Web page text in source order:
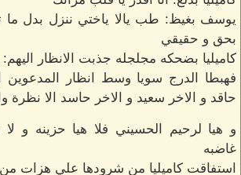
يوسف بغيظ: طب يالا ياختي ننزل بدل ما
بحق و حقيقي
كاميليا بضحكه مجلجله جذبت الانظار اليهم:
فهبطا الدرج سويا وسط انظار المدعوين
حاقد و الاخر سعيد و الاخر حاسد الا نظرة
و هيا لرحيم الحسيني فلا هيا حزينه و
غاضبه
استفاقت كاميليا من شرودها علي هزات من